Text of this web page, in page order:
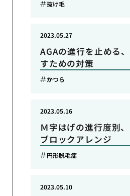
抜け毛
AGAの進行を止める
すための対策
2023.05.27
かつら
Ｍ字はげの進行度別
ブロックアレンジ
2023.05.16
円形脱毛症
2023.05.10